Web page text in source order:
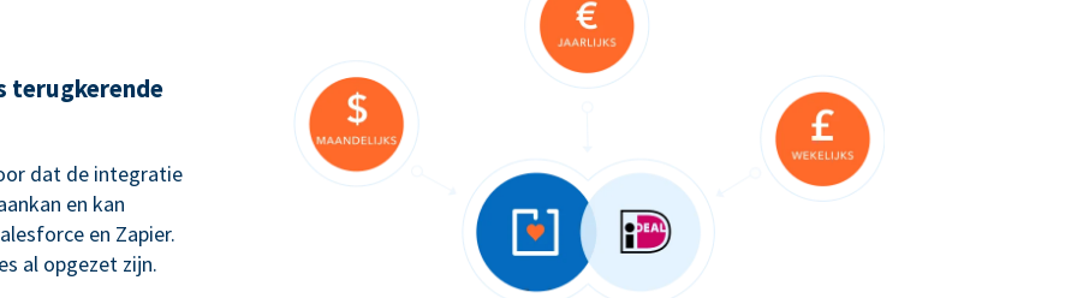
terugkerende
dat de integratie
en kan
en Zapier.
al opgezet zijn.